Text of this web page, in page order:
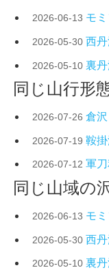
2026-06-13 モ
2026-05-30 西
2026-05-10 裏
同じ山行形
2026-07-26 倉沢
2026-07-19 鞍
2026-07-12 軍
同じ山域の
2026-06-13 モ
2026-05-30 西
2026-05-10 裏